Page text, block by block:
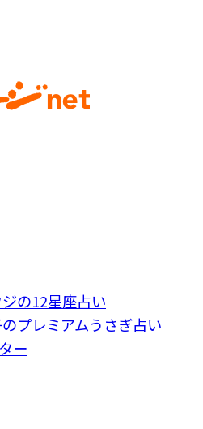
の12星座占い
プレミアムうさぎ占い
ー